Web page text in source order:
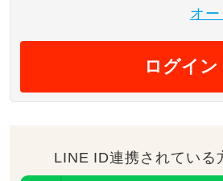
オ
ログイン
LINE ID連携されている